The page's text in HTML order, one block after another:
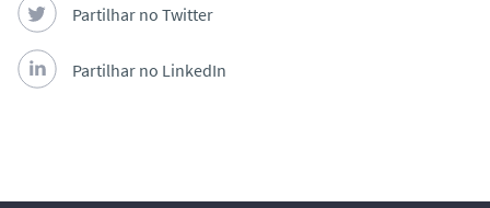
Partilhar no Twitter
Partilhar no LinkedIn